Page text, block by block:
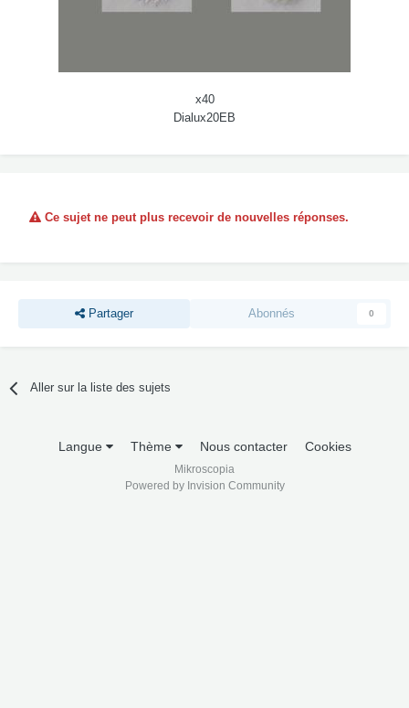
x40
Dialux20EB
Ce sujet ne peut plus recevoir de nouvelles réponses.
Partager Abonnés 0
Aller sur la liste des sujets
Langue Thème Nous contacter Cookies
Mikroscopia
Powered by Invision Community